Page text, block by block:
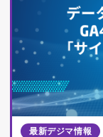
最新デジマ情報